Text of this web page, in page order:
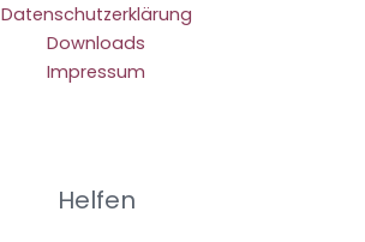
Datenschutzerklärung
Downloads
Impressum
Helfen